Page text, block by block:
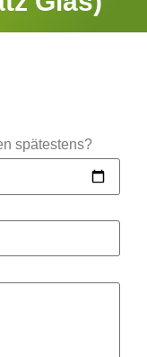
spätestens?